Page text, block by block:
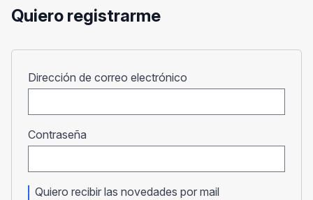
Quiero registrarme
Dirección de correo electrónico
Contraseña
Quiero recibir las novedades por mail